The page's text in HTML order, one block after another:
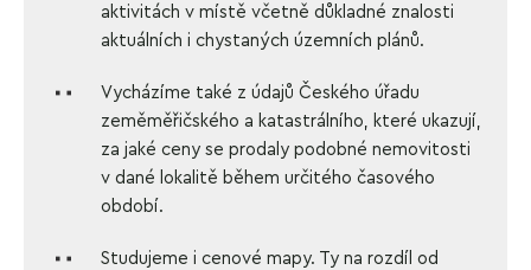
aktivitách v místě včetně důkladné znalosti
aktuálních i chystaných územních plánů.
Vycházíme také z údajů Českého úřadu
zeměměřičského a katastrálního, které ukazují,
za jaké ceny se prodaly podobné nemovitosti
v dané lokalitě během určitého časového
období.
Studujeme i cenové mapy. Ty na rozdíl od